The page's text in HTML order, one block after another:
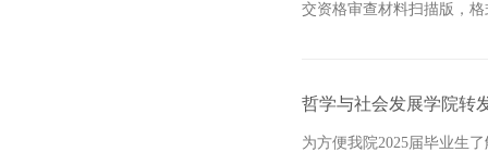
交资格审查材料扫描版，
哲学与社会发展学院转
为方便我院2025届毕业生